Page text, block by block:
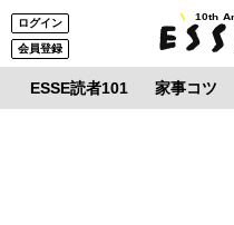
ログイン
会員登録
10th
ESSE読者101 家事コツ